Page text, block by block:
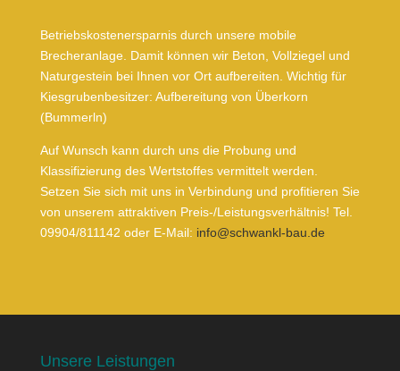
Betriebskostenersparnis durch unsere mobile
Brecheranlage. Damit können wir Beton, Vollziegel und
Naturgestein bei Ihnen vor Ort aufbereiten. Wichtig für
Kiesgrubenbesitzer: Aufbereitung von Überkorn
(Bummerln)
Auf Wunsch kann durch uns die Probung und
Klassifizierung des Wertstoffes vermittelt werden.
Setzen Sie sich mit uns in Verbindung und profitieren Sie
von unserem attraktiven Preis-/Leistungsverhältnis! Tel.
09904/811142 oder E-Mail: info@schwankl-bau.de
Unsere Leistungen